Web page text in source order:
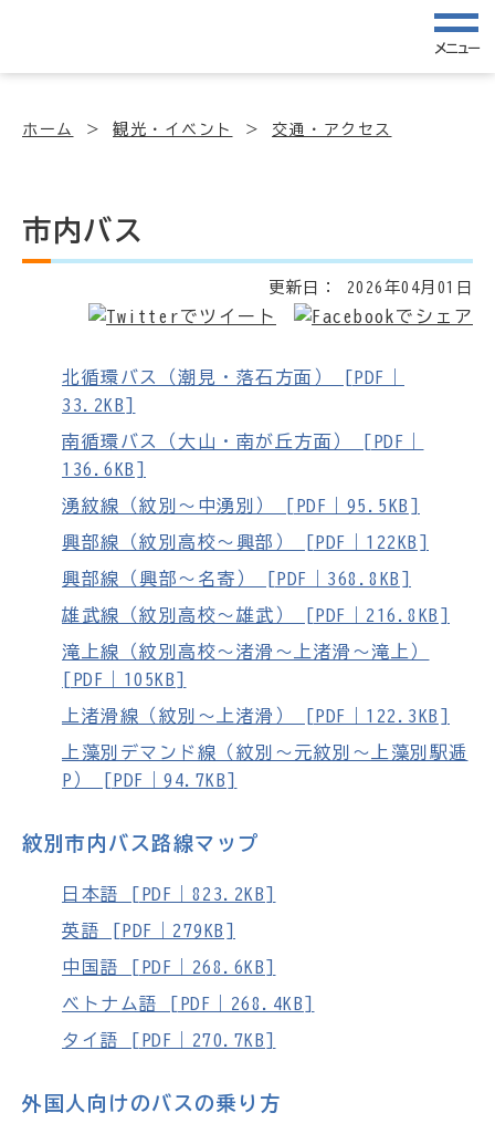
メニュー
ホーム 観光・イベント 交通・アクセス
市内バス
更新日： 2026年04月01日
北循環バス（潮見・落石方面） [PDF｜
33.2KB]
南循環バス（大山・南が丘方面） [PDF｜
136.6KB]
湧紋線（紋別～中湧別） [PDF｜95.5KB]
興部線（紋別高校～興部） [PDF｜122KB]
興部線（興部〜名寄） [PDF｜368.8KB]
雄武線（紋別高校〜雄武） [PDF｜216.8KB]
滝上線（紋別高校～渚滑～上渚滑～滝上）
[PDF｜105KB]
上渚滑線（紋別～上渚滑） [PDF｜122.3KB]
上藻別デマンド線（紋別～元紋別～上藻別駅逓
P） [PDF｜94.7KB]
紋別市内バス路線マップ
日本語 [PDF｜823.2KB]
英語 [PDF｜279KB]
中国語 [PDF｜268.6KB]
ベトナム語 [PDF｜268.4KB]
タイ語 [PDF｜270.7KB]
外国人向けのバスの乗り方